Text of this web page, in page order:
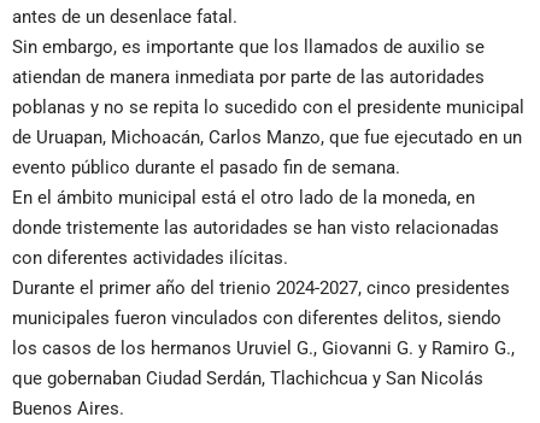
antes de un desenlace fatal.
Sin embargo, es importante que los llamados de auxilio se
atiendan de manera inmediata por parte de las autoridades
poblanas y no se repita lo sucedido con el presidente municipal
de Uruapan, Michoacán, Carlos Manzo, que fue ejecutado en un
evento público durante el pasado fin de semana.
En el ámbito municipal está el otro lado de la moneda, en
donde tristemente las autoridades se han visto relacionadas
con diferentes actividades ilícitas.
Durante el primer año del trienio 2024-2027, cinco presidentes
municipales fueron vinculados con diferentes delitos, siendo
los casos de los hermanos Uruviel G., Giovanni G. y Ramiro G.,
que gobernaban Ciudad Serdán, Tlachichcua y San Nicolás
Buenos Aires.